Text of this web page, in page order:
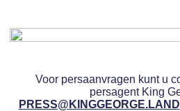
Voor persaanvragen kunt u
persagent King
PRESS@KINGGEORGE.LAND